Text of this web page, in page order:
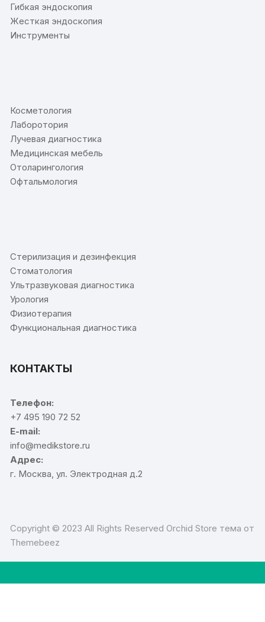
Гибкая эндоскопия
Жесткая эндоскопия
Инструменты
Косметология
Лаборотория
Лучевая диагностика
Медицинская мебель
Отоларингология
Офтальмология
Стерилизация и дезинфекция
Стоматология
Ультразвуковая диагностика
Урология
Физиотерапия
Функциональная диагностика
КОНТАКТЫ
Телефон:
+7 495 190 72 52
E-mail:
info@medikstore.ru
Адрес:
г. Москва, ул. Электродная д.2
Copyright © 2023 All Rights Reserved Orchid Store тема от
Themebeez